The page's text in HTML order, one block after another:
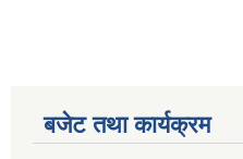
बजेट तथा कार्यक्रम